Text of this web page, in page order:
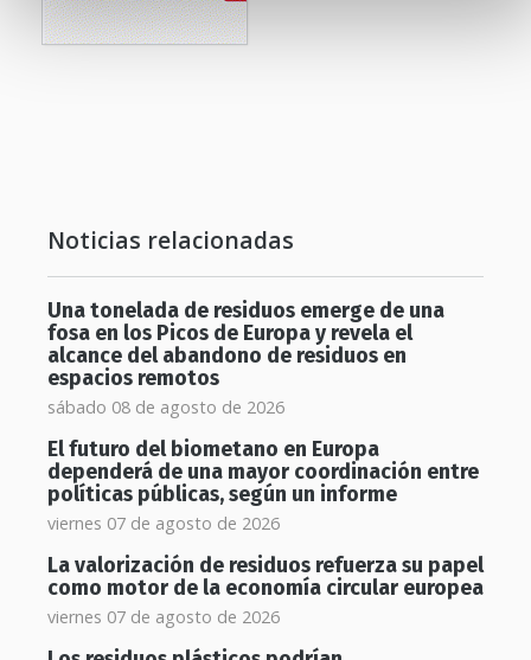
Noticias relacionadas
Una tonelada de residuos emerge de una
fosa en los Picos de Europa y revela el
alcance del abandono de residuos en
espacios remotos
sábado 08 de agosto de 2026
El futuro del biometano en Europa
dependerá de una mayor coordinación entre
políticas públicas, según un informe
viernes 07 de agosto de 2026
La valorización de residuos refuerza su papel
como motor de la economía circular europea
viernes 07 de agosto de 2026